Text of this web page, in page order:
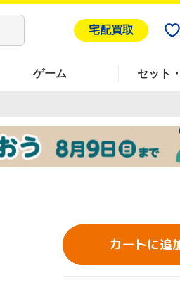
宅配買取
ゲーム セット
カートに追